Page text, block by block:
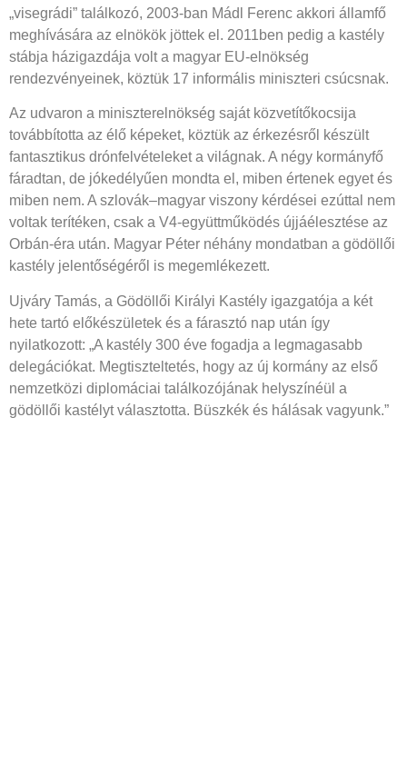
„visegrádi” találkozó, 2003-ban Mádl Ferenc akkori államfő
meghívására az elnökök jöttek el. 2011ben pedig a kastély
stábja házigazdája volt a magyar EU-elnökség
rendezvényeinek, köztük 17 informális miniszteri csúcsnak.
Az udvaron a miniszterelnökség saját közvetítőkocsija
továbbította az élő képeket, köztük az érkezésről készült
fantasztikus drónfelvételeket a világnak. A négy kormányfő
fáradtan, de jókedélyűen mondta el, miben értenek egyet és
miben nem. A szlovák–magyar viszony kérdései ezúttal nem
voltak terítéken, csak a V4-együttműködés újjáélesztése az
Orbán-éra után. Magyar Péter néhány mondatban a gödöllői
kastély jelentőségéről is megemlékezett.
Ujváry Tamás, a Gödöllői Királyi Kastély igazgatója a két
hete tartó előkészületek és a fárasztó nap után így
nyilatkozott: „A kastély 300 éve fogadja a legmagasabb
delegációkat. Megtiszteltetés, hogy az új kormány az első
nemzetközi diplomáciai találkozójának helyszínéül a
gödöllői kastélyt választotta. Büszkék és hálásak vagyunk.”